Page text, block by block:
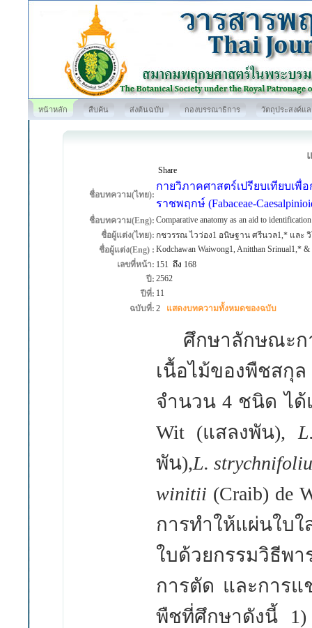
หน้าหลัก สืบค้น ส่งต้นฉบับ กองบรรณาธิการ วัตถุประสงค์แ
Share
ชื่อบทความ(ไทย):
กายวิภาคศาสตร์เปรียบเทียบเพื่
ราชพฤกษ์ (Fabaceae-
ชื่อบทความ(Eng): Comparative anatomy as an aid to
ชื่อผู้แต่ง(ไทย): กชวรรณ ไวว่อง1 อนิษฐาน ศรีนวล1,* และ วิ
ชื่อผู้แต่ง(Eng) : Kodchawan Waiwong1, Anitthan Srinual1,* &
เลขที่หน้า: 151 ถึง 168
ปี: 2562
ปีที่: 11
ฉบับที่: 2 แสดงบทความทั้งหมดของฉบับ
ศึกษาลักษณะกา
เนื้อไม้ของพืชส
จำนวน4 ชนิด ไ
Wit (แสลงพัน),
พัน),L.
winitii (Craib) de
การทำให้แผ่นใบ
ใบด้วยกรรมวิธีพ
การตัด และการ
พืชที่ศึกษาดังนี้